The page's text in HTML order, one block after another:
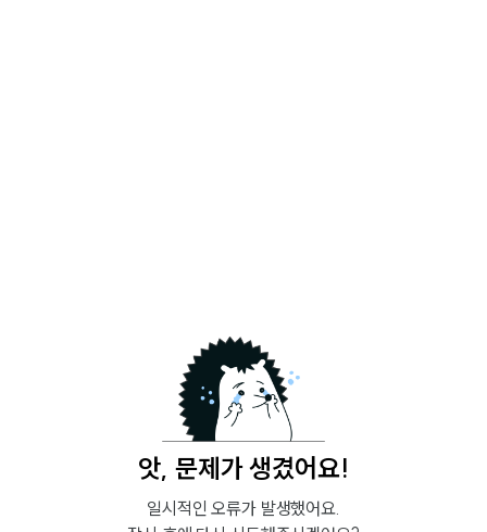
앗, 문제가 생겼어요!
일시적인 오류가 발생했어요.